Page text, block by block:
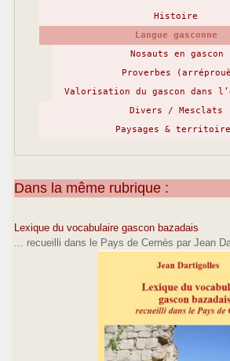
Histoire
Langue gasconne
Nosauts en gascon
Proverbes
Valorisation du gascon dans
Divers / Mesclats
Paysages &
Dans la même rubrique :
Lexique du vocabulaire gascon bazadais
... recueilli dans le Pays de Cernès par Jean